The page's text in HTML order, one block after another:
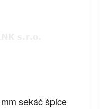
sekáč špice